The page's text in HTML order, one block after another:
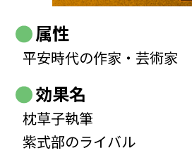
属性
平安時代の作家・芸術家
効果名
枕草子執筆
紫式部のライバル